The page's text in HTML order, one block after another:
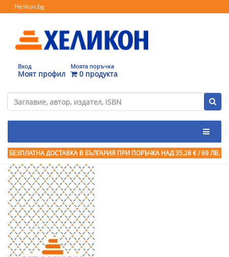
Helikon.bg
Вход
Моят профил
Моята поръчка
0 продукта
БЕЗПЛАТНА ДОСТАВКА В БЪЛГАРИЯ ПРИ ПОРЪЧКА НАД 35.28 € / 69 ЛВ.